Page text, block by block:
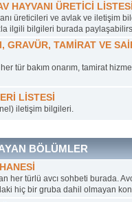
HAYVANI ÜRETİCİ
üreticileri ve avlak ve iletişim
ilgili bilgileri burada
GRAVÜR, TAMİRAT VE
tür bakım onarım, tamirat
LİSTESİ
iletişim bilgileri.
BÖLÜMLER
her türlü avcı sohbeti burada.
hiç bir gruba dahil olmayan